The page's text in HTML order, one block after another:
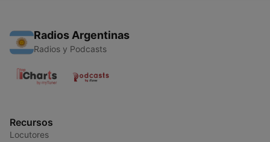
Radios Argentinas
Radios y Podcasts
Recursos
Locutores